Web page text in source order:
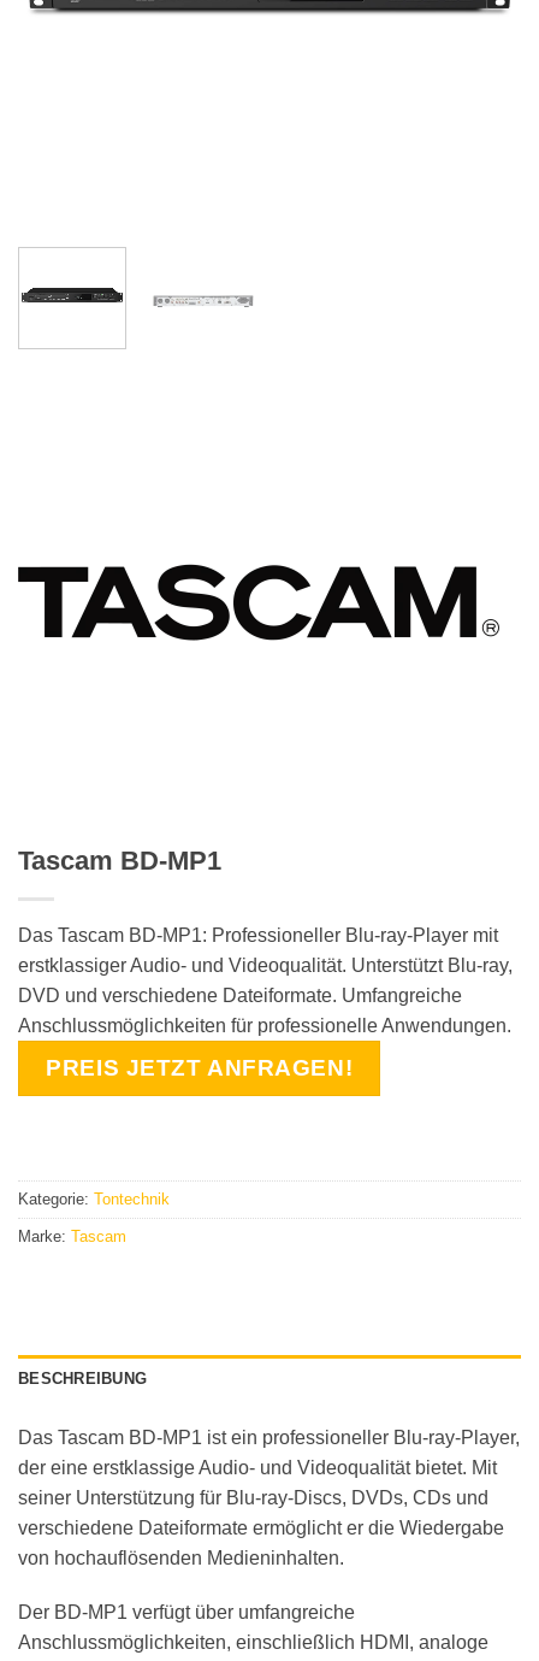
Tascam BD-MP1
Das Tascam BD-MP1: Professioneller Blu-ray-Player mit
erstklassiger Audio- und Videoqualität. Unterstützt Blu-ray,
DVD und verschiedene Dateiformate. Umfangreiche
Anschlussmöglichkeiten für professionelle Anwendungen.
PREIS JETZT ANFRAGEN!
Kategorie: Tontechnik
Marke: Tascam
BESCHREIBUNG
Das Tascam BD-MP1 ist ein professioneller Blu-ray-Player,
der eine erstklassige Audio- und Videoqualität bietet. Mit
seiner Unterstützung für Blu-ray-Discs, DVDs, CDs und
verschiedene Dateiformate ermöglicht er die Wiedergabe
von hochauflösenden Medieninhalten.
Der BD-MP1 verfügt über umfangreiche
Anschlussmöglichkeiten, einschließlich HDMI, analoge